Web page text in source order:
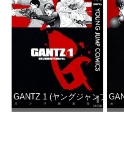
GANTZ 1 (ヤングジャンプコ